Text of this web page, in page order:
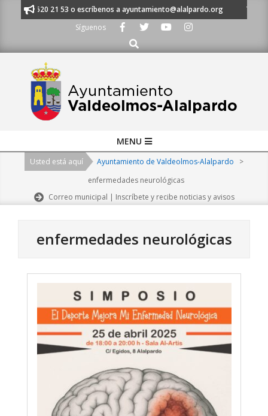
al 91 620 21 53 o escríbenos a ayuntamiento@alalpardo.org
TE
Síguenos
Buscar
Navigation
MENU
Usted está aquí Ayuntamiento de Valdeolmos-Alalpardo
>
enfermedades neurológicas
Correo municipal | Inscríbete y recibe noticias y avisos
enfermedades neurológicas